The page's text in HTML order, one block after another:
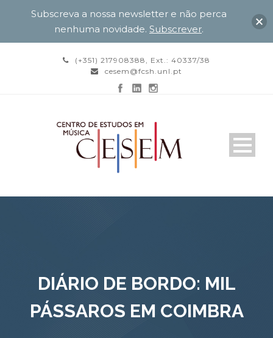
(+351) 217908388, Ext.: 40337/38
cesem@fcsh.unl.pt
DIÁRIO DE BORDO: MIL
PÁSSAROS EM COIMBRA
Subscreva a nossa newsletter e não perca
nenhuma novidade. Subscrever.